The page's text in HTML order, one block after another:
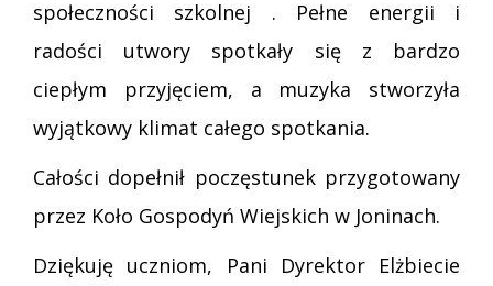
społeczności szkolnej . Pełne energii i
radości utwory spotkały się z bardzo
ciepłym przyjęciem, a muzyka stworzyła
wyjątkowy klimat całego spotkania.
Całości dopełnił poczęstunek przygotowany
przez Koło Gospodyń Wiejskich w Joninach.
Dziękuję uczniom, Pani Dyrektor Elżbiecie